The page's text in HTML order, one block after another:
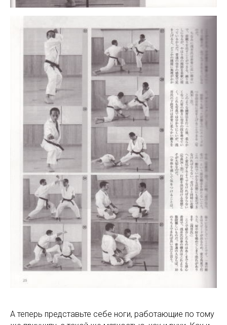
А теперь представьте себе ноги, работающие по тому